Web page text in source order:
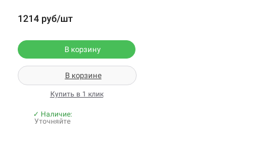
1214 руб/шт
В корзину
В корзине
Купить в 1 клик
✓ Наличие:
Уточняйте